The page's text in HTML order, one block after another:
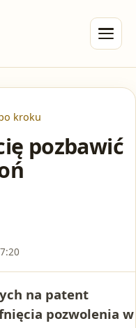
kroku
pozbawić
na patent
pozwolenia w